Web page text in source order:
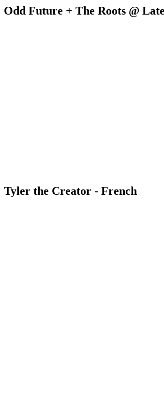
Odd Future + The Roots @
Tyler the Creator - French